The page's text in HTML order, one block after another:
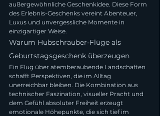
außergewöhnliche Geschenkidee. Diese Form
des Erlebnis-Geschenks vereint Abenteuer,
Luxus und unvergessliche Momente in
einzigartiger Weise.
Warum Hubschrauber-Flüge als
Geburtstagsgeschenk überzeugen
Ein Flug über atemberaubende Landschaften
schafft Perspektiven, die im Alltag
unerreichbar bleiben. Die Kombination aus
technischer Faszination, visueller Pracht und
dem Gefühl absoluter Freiheit erzeugt
emotionale Höhepunkte, die sich tief im